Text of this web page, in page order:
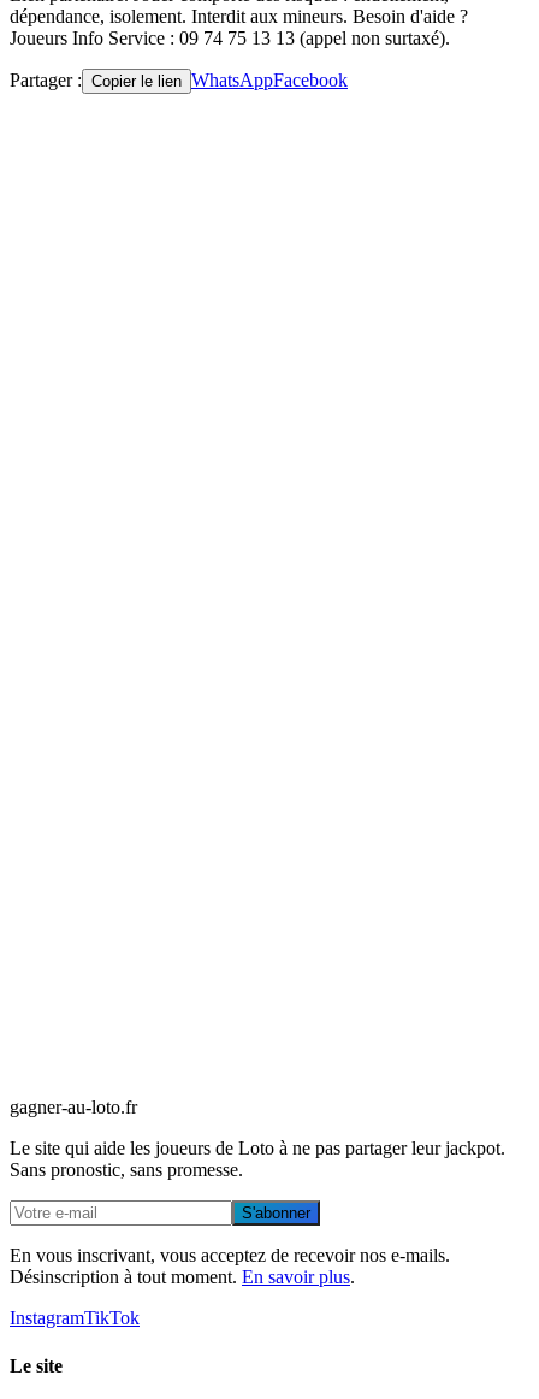
dépendance, isolement. Interdit aux mineurs. Besoin d'aide ?
Joueurs Info Service : 09 74 75 13 13 (appel non surtaxé).
Partager : Copier le lien WhatsAppFacebook
gagner-au-loto.fr
Le site qui aide les joueurs de Loto à ne pas partager leur jackpot.
Sans pronostic, sans promesse.
S'abonner
En vous inscrivant, vous acceptez de recevoir nos e-mails.
Désinscription à tout moment. En savoir plus.
InstagramTikTok
Le site